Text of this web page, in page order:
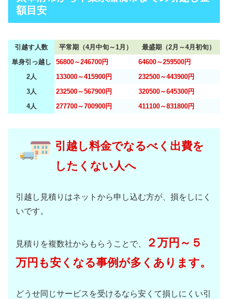
額目安
引越す人数 平常期（4月中旬～1月）
最盛期（2月～4月初旬）
単身引っ越し
56800～246700円
64600～259500円
2人
133000～415900円
232500～443900円
3人
232500～567900円
320500～645300円
4人
277700～700900円 411100～831800円
引越し料金でなるべく出費を
したくない人へ
引越し見積りはネットから申し込む方が、損をしにく
いです。
見積りを複数社からもらうことで、
２万円～５
万円も安くなる事例が多くあります。
どうせ同じサービスを受けるなら安くて損しにくい引